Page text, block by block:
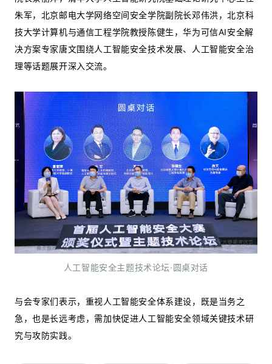
朱军，北京邮电大学网络空间安全学院副院长邓伟洪，北京科
技大学计算机与通信工程学院教授陈健生，华为可信AI安全解
决方案专家唐文围绕人工智能安全技术发展、人工智能安全治
理等话题展开深入交流。
人工智能安全主题技术论坛·圆桌对话
与会专家们表示，重视人工智能安全体系建设，既是当务之
急，也是长远考虑，需加快促进人工智能安全领域关键技术研
究与攻防实践。